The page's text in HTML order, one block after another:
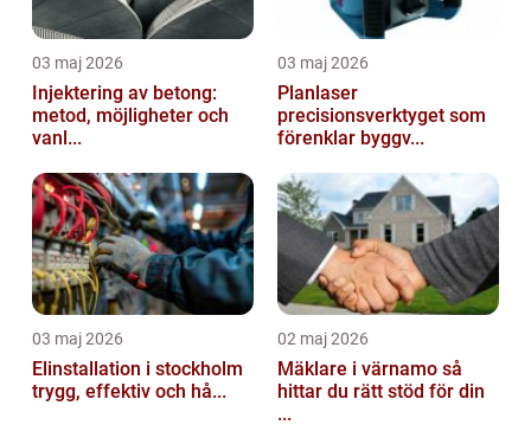
03 maj 2026
Injektering av betong:
metod, möjligheter och
vanl...
03 maj 2026
Planlaser
precisionsverktyget som
förenklar byggv...
03 maj 2026
Elinstallation i stockholm
trygg, effektiv och hå...
02 maj 2026
Mäklare i värnamo så
hittar du rätt stöd för din
...